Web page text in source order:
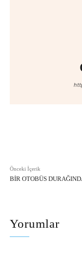
Önceki İçerik
BIR OTOBÜS
Yorumlar